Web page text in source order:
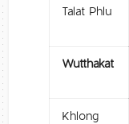
Talat Phlu
Wutthakat
Khlong